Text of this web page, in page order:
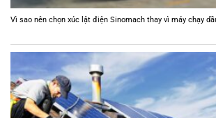
Vì sao nên chọn xúc lật điện Sinomach thay vì máy chạy